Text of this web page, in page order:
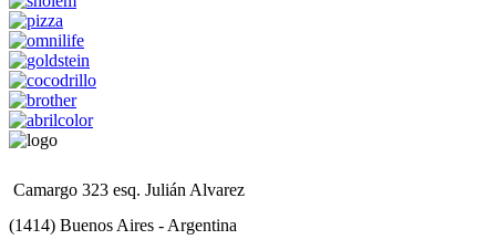
Camargo 323 esq. Julián Alvarez
(1414) Buenos Aires - Argentina